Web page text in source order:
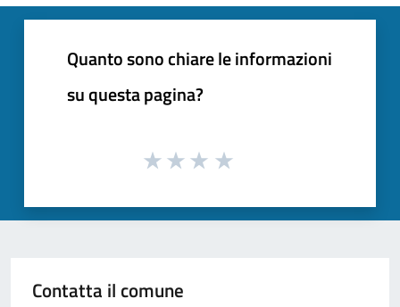
Quanto sono chiare le informazioni
su questa pagina?
Contatta il comune